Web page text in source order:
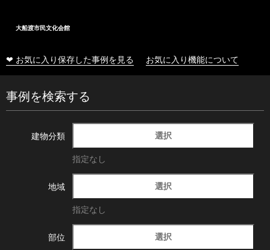
大船渡市民文化会館
❤ お気に入り保存した事例を見る お気に入り機能について
事例を検索する
建物分類 選択
指定なし
地域 選択
指定なし
部位 選択